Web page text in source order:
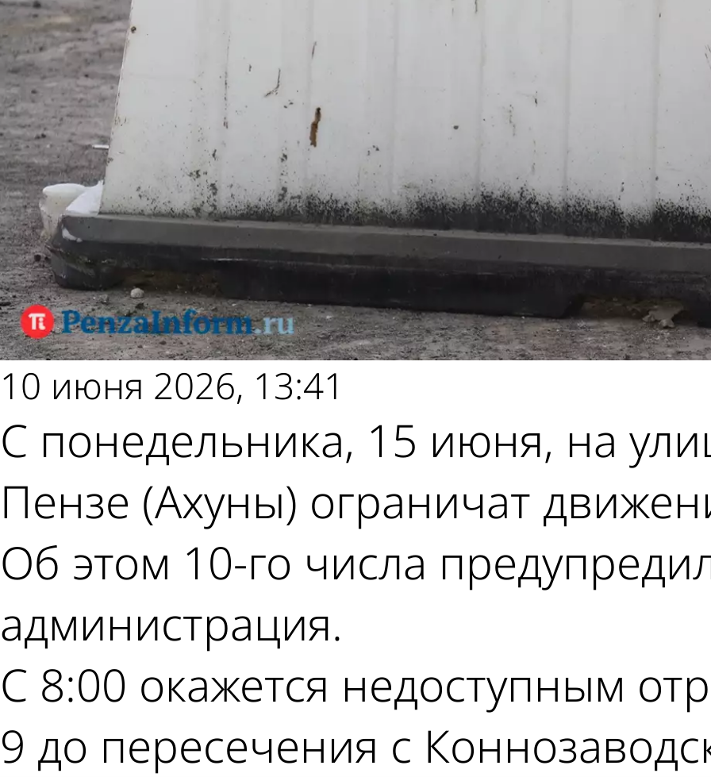
10 июня 2026, 13:41
С понедельника, 15 июня, на
Пензе (Ахуны) ограничат
Об этом 10-го числа
администрация.
С 8:00 окажется недоступным
9 до пересечения с